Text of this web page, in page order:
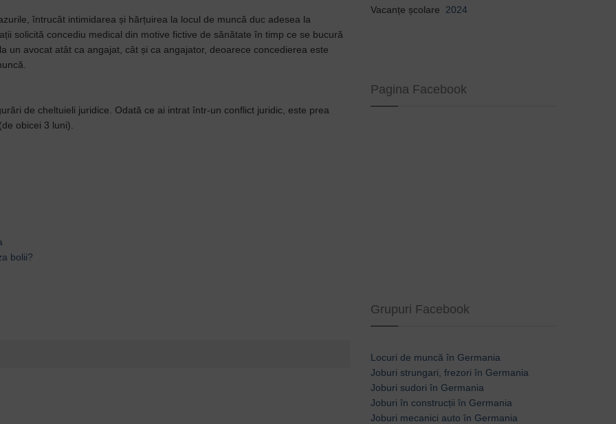
întrucât intimidarea și hărțuirea la locul de muncă duc adesea la
solicită concediu medical din motive fictive de sănătate în timp ce se bucură
un avocat atât ca angajat, cât și ca angajator, deoarece concedierea este
de cheltuieli juridice. Odată ce ai intrat într-un conflict juridic, este prea
obicei 3 luni).
bolii?
Vacanțe școlare 2024
Pagina Facebook
Grupuri Facebook
Locuri de muncă în Germania
Joburi strungari, frezori în Germania
Joburi sudori în Germania
Joburi în construcții în Germania
Joburi mecanici auto în Germania